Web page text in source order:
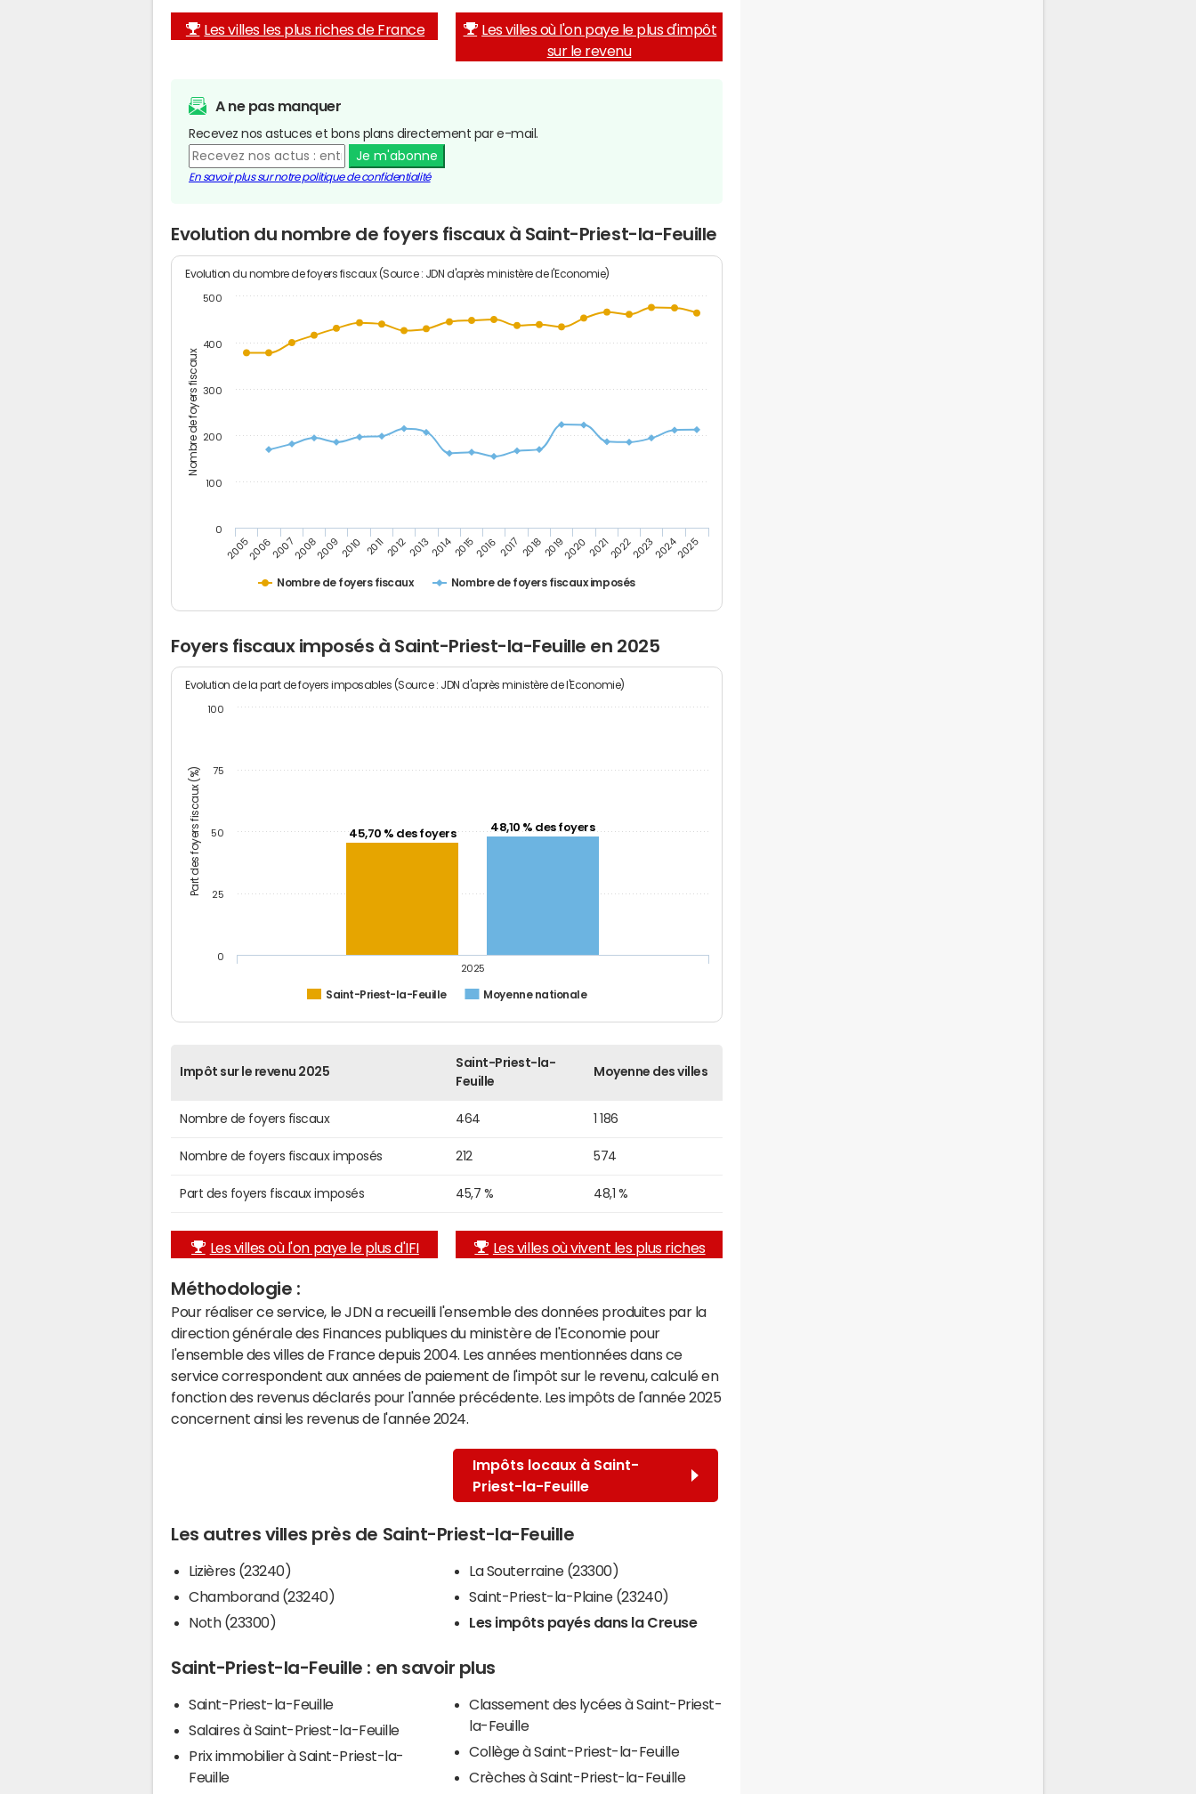
Les villes les plus riches de France
Les villes où l'on paye le plus d'impôt
sur le revenu
A ne pas manquer
Recevez nos astuces et bons plans directement par e-mail.
Je m'abonne
En savoir plus sur notre politique de confidentialité
Evolution du nombre de foyers fiscaux à Saint-Priest-la-Feuille
Nombre de foyers fiscaux
Evolution du nombre de foyers fiscaux (Source : JDN d'après ministère de l'Economie)
Nombre de foyers fiscaux Nombre de foyers fiscaux imposés
200520062007200820092010 201120122013201420152016 2017 20182019202020212022202320242025
0
100
200
300
400
500
Foyers fiscaux imposés à Saint-Priest-la-Feuille en 2025
Part des foyers fiscaux (%)
Evolution de la part de foyers imposables (Source : JDN d'après ministère de l'Economie)
45,70 % des foyers 48,10 % des foyers
Saint-Priest-la-Feuille Moyenne nationale
2025
0
25
50
75
100
Impôt sur le revenu 2025
Saint-Priest-la-
Feuille
Moyenne des villes
Nombre de foyers fiscaux 464 1 186
Nombre de foyers fiscaux imposés 212 574
Part des foyers fiscaux imposés 45,7 % 48,1 %
Les villes où l'on paye le plus d'IFI Les villes où vivent les plus riches
Méthodologie :
Pour réaliser ce service, le JDN a recueilli l'ensemble des données produites par la
direction générale des Finances publiques du ministère de l'Economie pour
l'ensemble des villes de France depuis 2004. Les années mentionnées dans ce
service correspondent aux années de paiement de l'impôt sur le revenu, calculé en
fonction des revenus déclarés pour l'année précédente. Les impôts de l'année 2025
concernent ainsi les revenus de l'année 2024.
Impôts locaux à Saint-
Priest-la-Feuille
Les autres villes près de Saint-Priest-la-Feuille
Lizières (23240)
Chamborand (23240)
Noth (23300)
La Souterraine (23300)
Saint-Priest-la-Plaine (23240)
Les impôts payés dans la Creuse
Saint-Priest-la-Feuille : en savoir plus
Saint-Priest-la-Feuille
Salaires à Saint-Priest-la-Feuille
Prix immobilier à Saint-Priest-la-
Feuille
Classement des lycées à Saint-Priest-
la-Feuille
Collège à Saint-Priest-la-Feuille
Crèches à Saint-Priest-la-Feuille